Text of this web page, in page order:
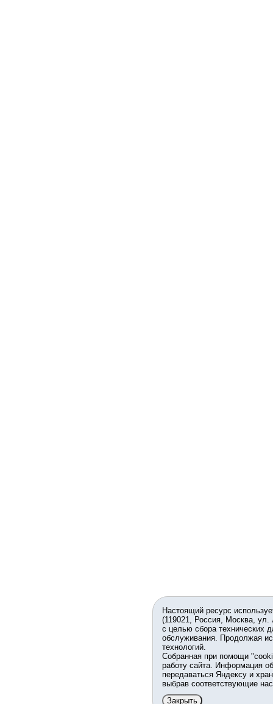
Настоящий ресурс
(119021, Россия, Москва,
с целью сбора технических
обслуживания. Продолжая
технологий.
Собранная при помощи
работу сайта. Информация
передаваться Яндексу и
выбрав соответствующие
Закрыть